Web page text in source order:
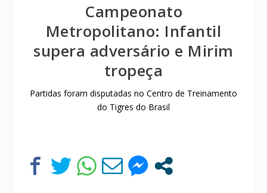
Campeonato
Metropolitano: Infantil
supera adversário e Mirim
tropeça
Partidas foram disputadas no Centro de Treinamento
do Tigres do Brasil